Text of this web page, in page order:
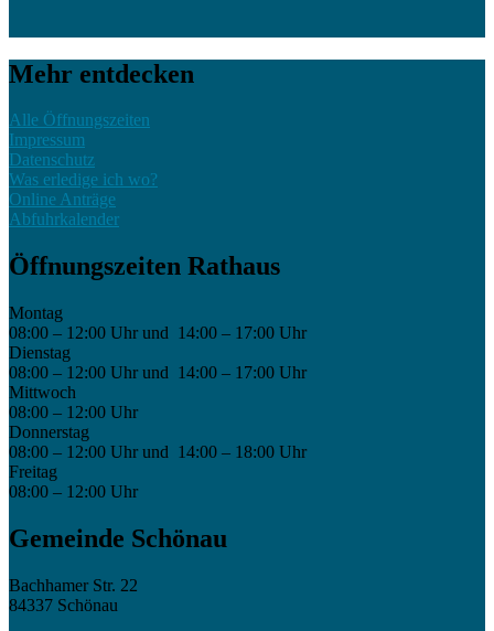
Mehr entdecken
Alle Öffnungszeiten
Impressum
Datenschutz
Was erledige ich wo?
Online Anträge
Abfuhrkalender
Öffnungszeiten Rathaus
Montag
08:00 – 12:00 Uhr und 14:00 – 17:00 Uhr
Dienstag
08:00 – 12:00 Uhr und 14:00 – 17:00 Uhr
Mittwoch
08:00 – 12:00 Uhr
Donnerstag
08:00 – 12:00 Uhr und 14:00 – 18:00 Uhr
Freitag
08:00 – 12:00 Uhr
Gemeinde Schönau
Bachhamer Str. 22
84337 Schönau